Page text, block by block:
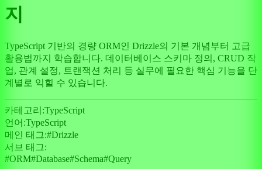
지
TypeScript 기반의 경량 ORM인 Drizzle의 기본 개념부터 고급
활용법까지 학습합니다. 데이터베이스 스키마 정의, CRUD 작
업, 관계 설정, 트랜잭션 처리 등 실무에 필요한 핵심 기능을 단
계별로 익힐 수 있습니다.
카테고리:TypeScript
언어:TypeScript
메인 태그:#Drizzle
서브 태그:
#ORM#Database#Schema#Query